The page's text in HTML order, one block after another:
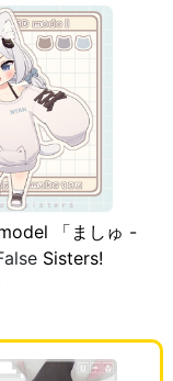
「ましゅ -
Sisters!